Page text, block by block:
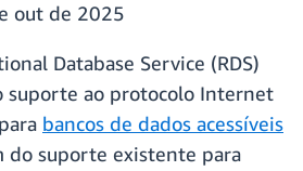
out de 2025
Database Service (RDS)
suporte ao protocolo Internet
bancos de dados acessíveis
do suporte existente para